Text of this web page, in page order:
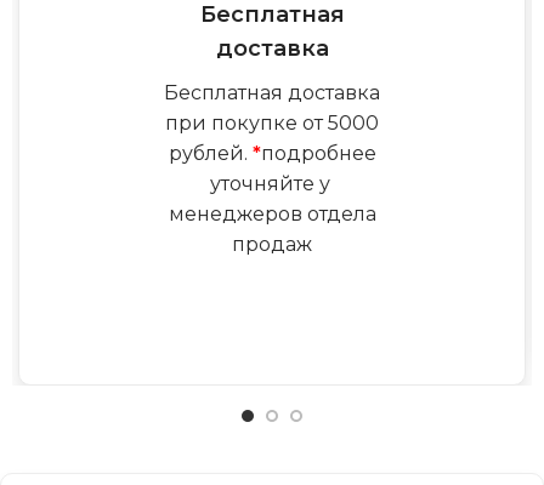
Бесплатная
доставка
Бесплатная доставка
при покупке от 5000
рублей. *подробнее
уточняйте у
менеджеров отдела
продаж